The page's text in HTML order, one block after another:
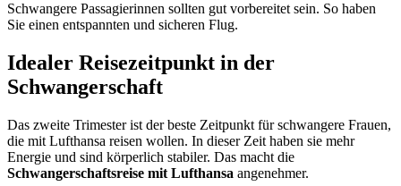
Schwangere Passagierinnen sollten gut vorbereitet sein. So haben
Sie einen entspannten und sicheren Flug.
Idealer Reisezeitpunkt in der
Schwangerschaft
Das zweite Trimester ist der beste Zeitpunkt für schwangere Frauen,
die mit Lufthansa reisen wollen. In dieser Zeit haben sie mehr
Energie und sind körperlich stabiler. Das macht die
Schwangerschaftsreise mit Lufthansa angenehmer.